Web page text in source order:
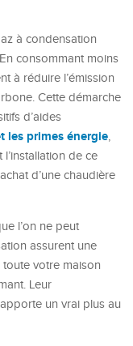
à condensation
consommant moins
à réduire l’émission
Cette démarche
d’aides
les primes énergie,
de ce
d’une chaudière
l’on ne peut
assurent une
votre maison
Leur
un vrai plus au